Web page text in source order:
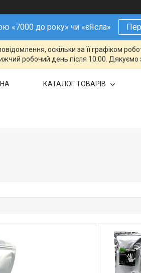
«7000 до року» чи «єЯсла»
оскільки за її графіком
робочий день після 10:00. Дякуємо
КАТАЛОГ ТОВАРІВ